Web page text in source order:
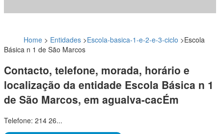
Home > Entidades >Escola-basica-1-e-2-e-3-ciclo >Escola
Básica n 1 de São Marcos
Contacto, telefone, morada, horário e
localização da entidade Escola Básica n 1
de São Marcos, em agualva-cacÉm
Telefone: 214 26...